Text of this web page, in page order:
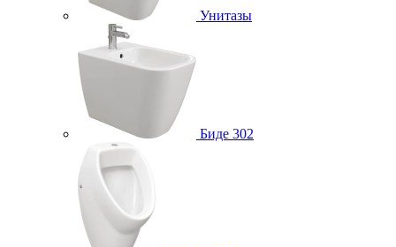
Унитазы
Биде 302